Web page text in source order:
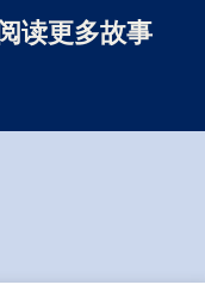
读更多故事